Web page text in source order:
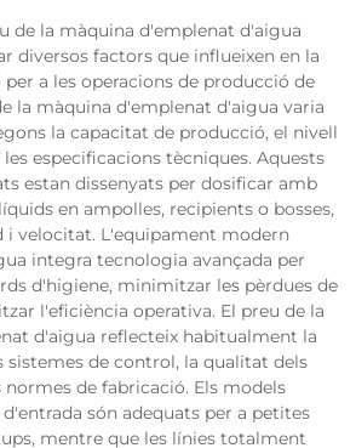
de la màquina d'emplenat d'aigua
diversos factors que influeixen en la
a les operacions de producció de
la màquina d'emplenat d'aigua varia
la capacitat de producció, el nivell
especificacions tècniques. Aquests
estan dissenyats per dosificar amb
en ampolles, recipients o bosses,
i velocitat. L'equipament modern
integra tecnologia avançada per
d'higiene, minimitzar les pèrdues de
l'eficiència operativa. El preu de la
d'aigua reflecteix habitualment la
sistemes de control, la qualitat dels
normes de fabricació. Els models
són adequats per a petites
mentre que les línies totalment